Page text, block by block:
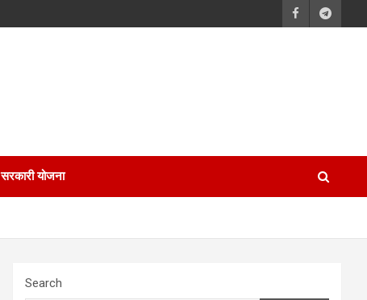
सरकारी योजना
Search